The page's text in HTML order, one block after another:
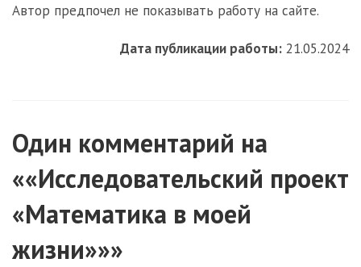
Автор предпочел не показывать работу на сайте.
Дата публикации работы: 21.05.2024
Один комментарий на
««Исследовательский проект
«Математика в моей
жизни»»»